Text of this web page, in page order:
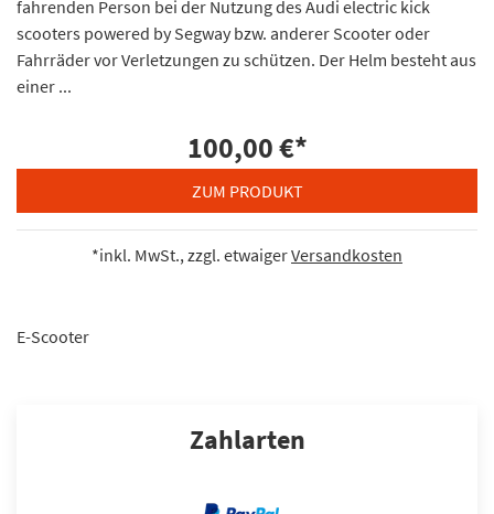
fahrenden Person bei der Nutzung des Audi electric kick
scooters powered by Segway bzw. anderer Scooter oder
Fahrräder vor Verletzungen zu schützen. Der Helm besteht aus
einer ...
100,00 €*
ZUM PRODUKT
*inkl. MwSt., zzgl. etwaigerVersandkosten
E-Scooter
Zahlarten